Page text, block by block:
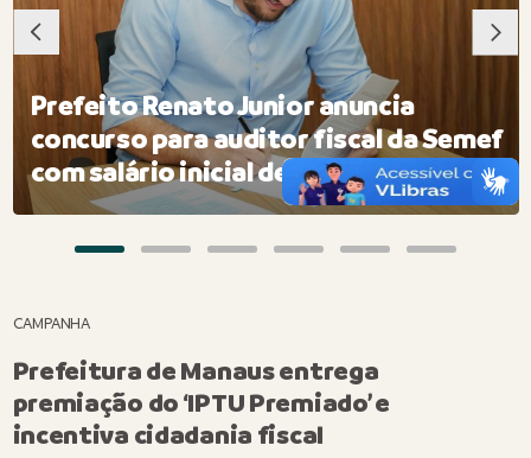
Prefeito Renato Junior anuncia
concurso para auditor fiscal da Semef
com salário inicial de R$ 27 mil
CAMPANHA
Prefeitura de Manaus entrega
premiação do ‘IPTU Premiado’ e
incentiva cidadania fiscal